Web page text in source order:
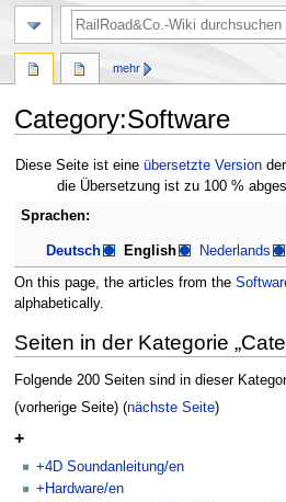
Category:Software
Zur
Navigation
Zur
Diese Seite ist eine übersetzte Version
die Übersetzung ist zu 100 %
Sprachen:
Deutsch English Nederlands
On this page, the articles from the
alphabetically.
Seiten in der Kategorie
Folgende 200 Seiten sind in dieser
(vorherige Seite) (nächste Seite)
+
+4D Soundanleitung/en
+Hardware/en
mehr
Suche